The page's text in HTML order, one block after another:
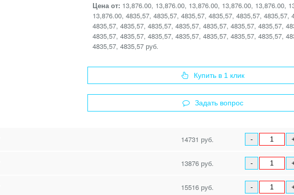
Цена от: 13,876.00, 13,876.00, 13,876.00, 13,876.00, 13,876.00,
13,876.00, 4835,57, 4835,57, 4835,57, 4835,57, 4835,57, 4835,57,
4835,57, 4835,57, 4835,57, 4835,57, 4835,57, 4835,57, 4835,57,
4835,57, 4835,57, 4835,57, 4835,57, 4835,57, 4835,57, 4835,57,
4835,57, 4835,57 руб.
Купить в 1 клик
Задать вопрос
14731 руб. -
13876 руб. -
15516 руб. -